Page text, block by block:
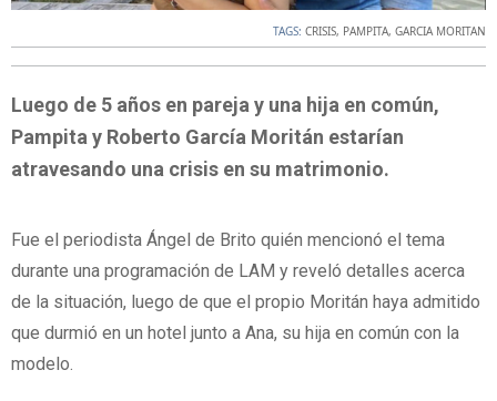
TAGS: CRISIS, PAMPITA, GARCIA MORITAN
Luego de 5 años en pareja y una hija en común,
Pampita y Roberto García Moritán estarían
atravesando una crisis en su matrimonio.
Fue el periodista Ángel de Brito quién mencionó el tema
durante una programación de LAM y reveló detalles acerca
de la situación, luego de que el propio Moritán haya admitido
que durmió en un hotel junto a Ana, su hija en común con la
modelo.